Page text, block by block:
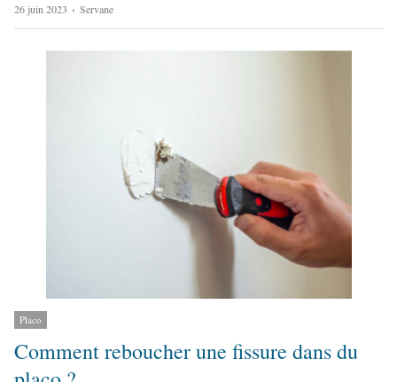
26 juin 2023
A
u
Servane
Placo
Comment reboucher une fissure dans du